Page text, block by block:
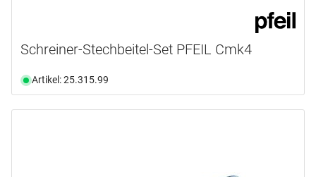
Schreiner-Stechbeitel-Set PFEIL Cmk4
Artikel: 25.315.99